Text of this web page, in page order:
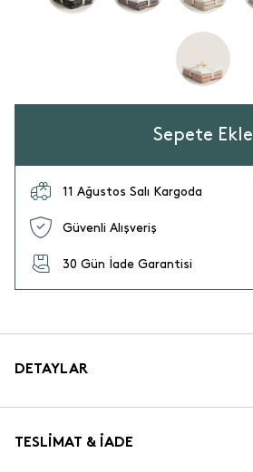
Sepete Ekle
11 Ağustos Salı Kargoda
Güvenli Alışveriş
30 Gün İade Garantisi
DETAYLAR
TESLIMAT & İADE